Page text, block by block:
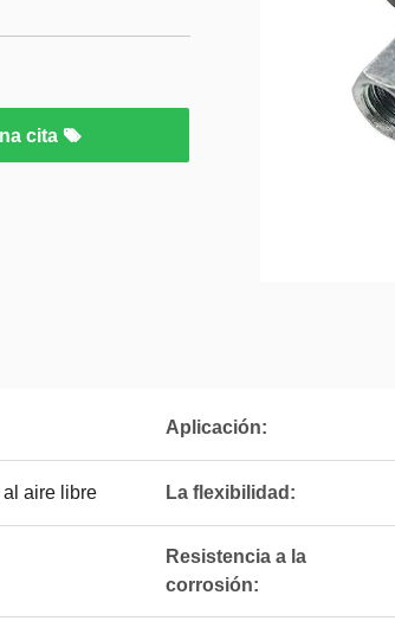
cita
Aplicación:
aire libre La flexibilidad:
Resistencia a la
corrosión: